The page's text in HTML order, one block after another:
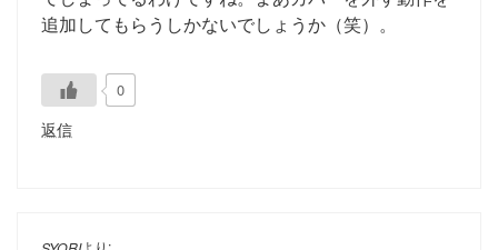
追加してもらうしかないでしょうか（笑）。
0
返信